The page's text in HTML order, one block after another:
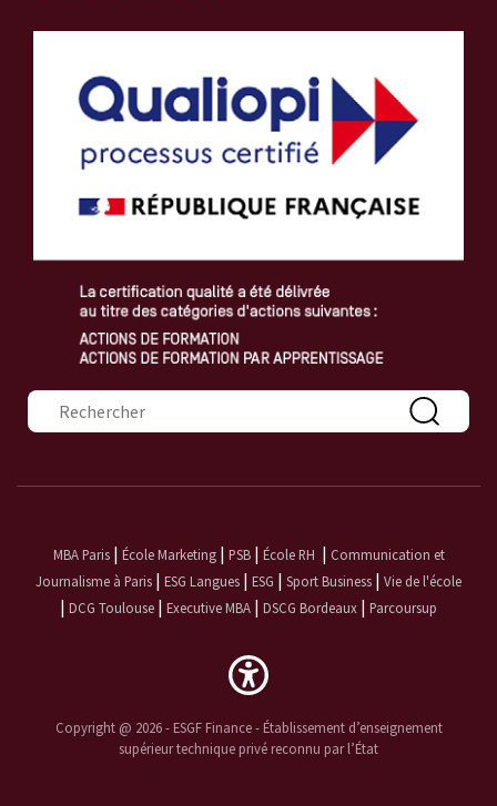
Formulaire de recherche
MBA Paris| École Marketing| PSB| École RH | Communication et
Journalisme à Paris | ESG Langues | ESG | Sport Business | Vie de l'école
| DCG Toulouse | Executive MBA | DSCG Bordeaux | Parcoursup
Copyright @ 2026 - ESGF Finance - Établissement d’enseignement
supérieur technique privé reconnu par l’État